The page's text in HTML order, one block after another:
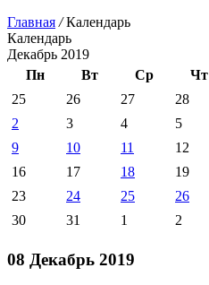
Главная /Календарь
Календарь
Декабрь 2019
Пн
Вт Ср Чт
25
26 27 28
2
3 4 5
9
10 11 12
16
17 18 19
23
24 25 26
30
31 1 2
08 Декабрь 2019